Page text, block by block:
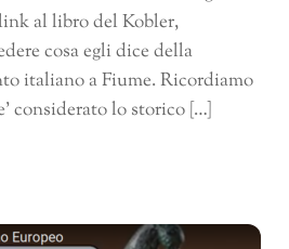
al libro del Kobler,
cosa egli dice della
italiano a Fiume. Ricordiamo
considerato lo storico […]